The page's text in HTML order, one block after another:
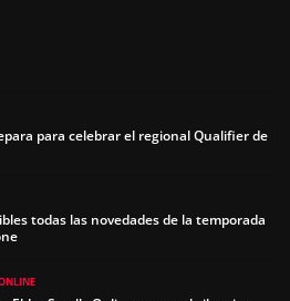
para celebrar el regional Qualifier de
todas las novedades de la temporada